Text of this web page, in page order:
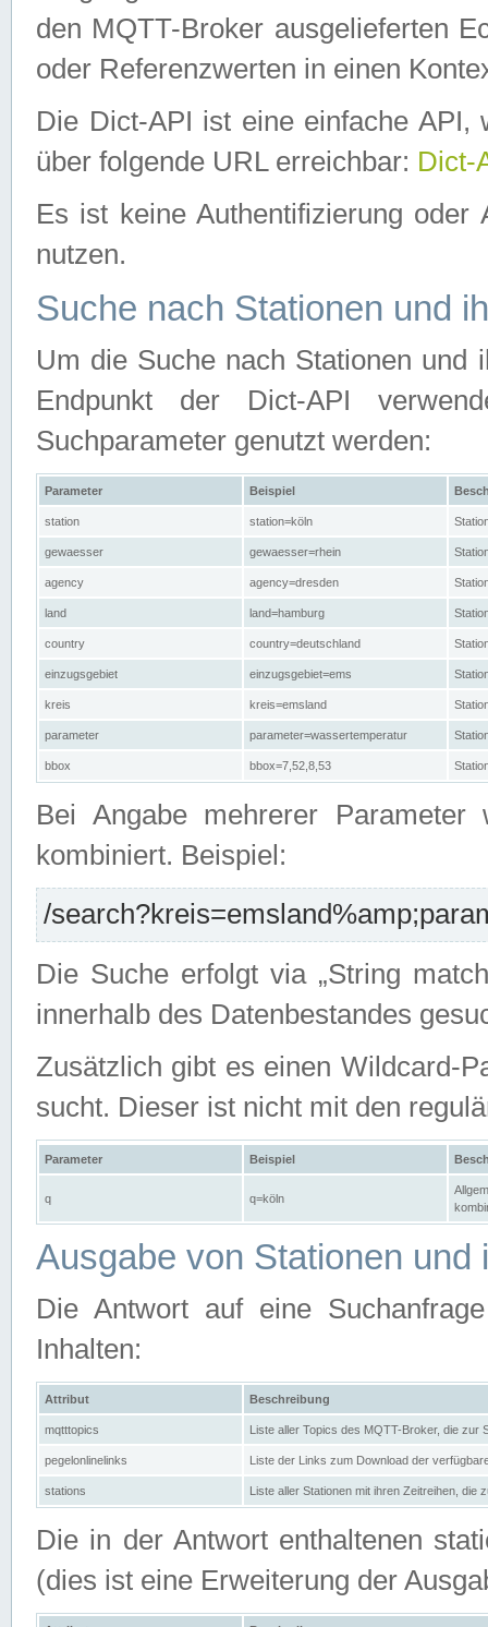
den MQTT-Broker ausgelieferten
oder Referenzwerten in einen
Die Dict-API ist eine einfache API,
über folgende URL erreichbar: Dict-
Es ist keine Authentifizierung
nutzen.
Suche nach Stationen und
Um die Suche nach Stationen und
Endpunkt der Dict-API
Suchparameter genutzt werden:
Parameter Beispiel
station station=köln
gewaesser gewaesser=rhein
agency agency=dresden
land land=hamburg
country country=deutschland
einzugsgebiet einzugsgebiet=ems
kreis kreis=emsland
parameter parameter=wassertemperatur
bbox bbox=7,52,8,53
Bei Angabe mehrerer Parameter
kombiniert. Beispiel:
/
Die Suche erfolgt via „String
innerhalb des Datenbestandes
Zusätzlich gibt es einen Wildcard-
sucht. Dieser ist nicht mit den
Parameter Beispiel
q q=köln
Ausgabe von Stationen und
Die Antwort auf eine
Inhalten:
Attribut Beschreibung
mqtttopics Liste aller Topics des MQTT-Broker, die zur
pegelonlinelinks Liste der Links zum Download der
stations Liste aller Stationen mit ihren Zeitreihen, die
Die in der Antwort enthaltenen
(dies ist eine Erweiterung der